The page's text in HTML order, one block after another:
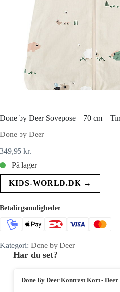
Done by Deer Sovepose – 70 cm –
Done by Deer
349,95 kr.
På lager
KIDS-WORLD.DK →
Betalingsmuligheder
Kategori: Done by Deer
Har du set?
Done By Deer Kontrast Kort - Deer